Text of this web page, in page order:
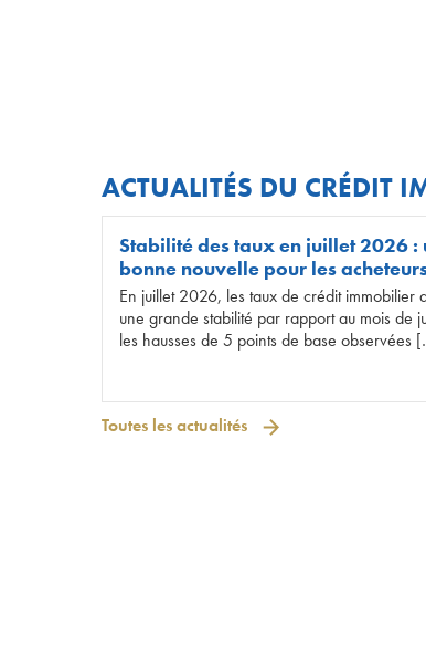
ACTUALITÉS DU CRÉDIT
Stabilité des taux en juillet 2026 :
bonne nouvelle pour les
En juillet 2026, les taux de crédit immobilier
une grande stabilité par rapport au mois de
les hausses de 5 points de base observées
Toutes les actualités